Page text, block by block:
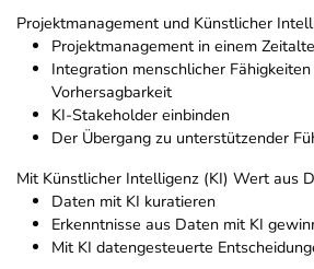
Projektmanagement und Künstlicher
Projektmanagement in einem
Integration menschlicher
Vorhersagbarkeit
KI-Stakeholder einbinden
Der Übergang zu unterstützender
Mit Künstlicher Intelligenz (KI) Wert aus
Daten mit KI kuratieren
Erkenntnisse aus Daten mit KI
Mit KI datengesteuerte